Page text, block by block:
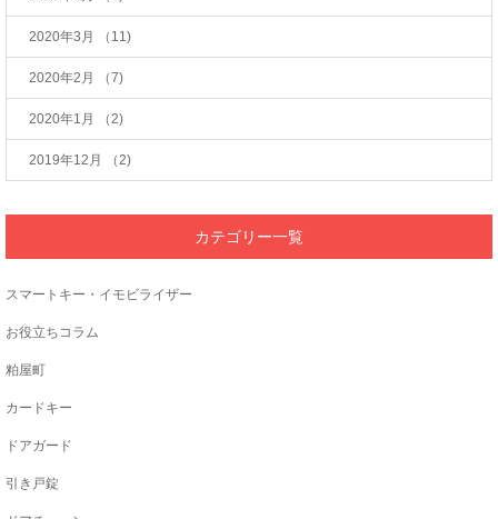
2020年3月 （11)
2020年2月 （7)
2020年1月 （2)
2019年12月 （2)
カテゴリー一覧
スマートキー・イモビライザー
お役立ちコラム
粕屋町
カードキー
ドアガード
引き戸錠